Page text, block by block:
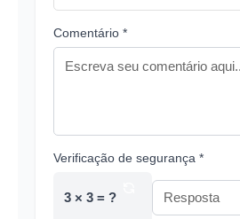
Comentário *
Verificação de segurança *
3 × 3 = ?